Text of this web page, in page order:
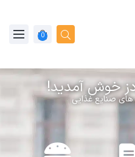
0
خوش آمدید!
های صنایع غذایی